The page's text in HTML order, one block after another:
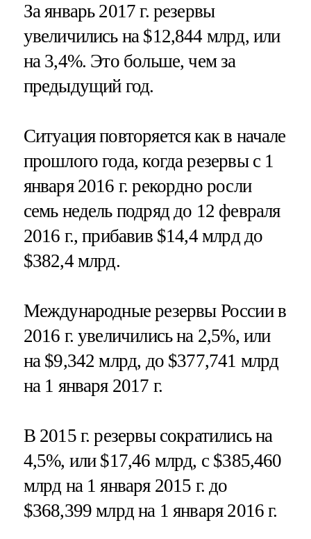
За январь 2017 г. резервы
увеличились на $12,844 млрд, или
на 3,4%. Это больше, чем за
предыдущий год.
Ситуация повторяется как в начале
прошлого года, когда резервы с 1
января 2016 г. рекордно росли
семь недель подряд до 12 февраля
2016 г., прибавив $14,4 млрд до
$382,4 млрд.
Международные резервы России в
2016 г. увеличились на 2,5%, или
на $9,342 млрд, до $377,741 млрд
на 1 января 2017 г.
В 2015 г. резервы сократились на
4,5%, или $17,46 млрд, с $385,460
млрд на 1 января 2015 г. до
$368,399 млрд на 1 января 2016 г.